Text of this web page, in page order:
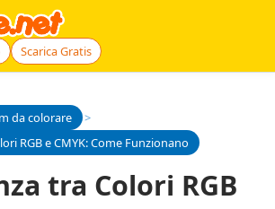
Scarica Gratis
da colorare
>
RGB e CMYK: Come Funzionano
tra Colori RGB